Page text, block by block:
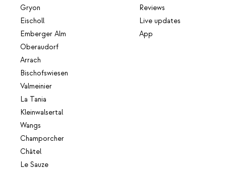
Gryon
Eischoll
Emberger Alm
Oberaudorf
Arrach
Bischofswiesen
Valmeinier
La Tania
Kleinwalsertal
Wangs
Champorcher
Châtel
Le Sauze
Reviews
Live updates
App